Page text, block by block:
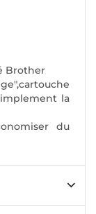
Brother
la
du